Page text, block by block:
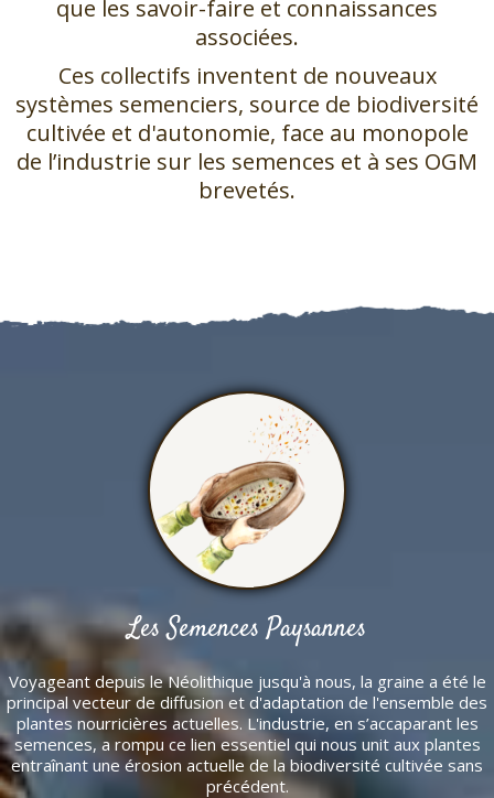
que les savoir-faire et connaissances
associées.
Ces collectifs inventent de nouveaux
systèmes semenciers, source de biodiversité
cultivée et d'autonomie, face au monopole
de l’industrie sur les semences et à ses OGM
brevetés.
Les Semences Paysannes
Voyageant depuis le Néolithique jusqu'à nous, la graine a été le
principal vecteur de diffusion et d'adaptation de l'ensemble des
plantes nourricières actuelles. L'industrie, en s’accaparant les
semences, a rompu ce lien essentiel qui nous unit aux plantes
entraînant une érosion actuelle de la biodiversité cultivée sans
précédent.